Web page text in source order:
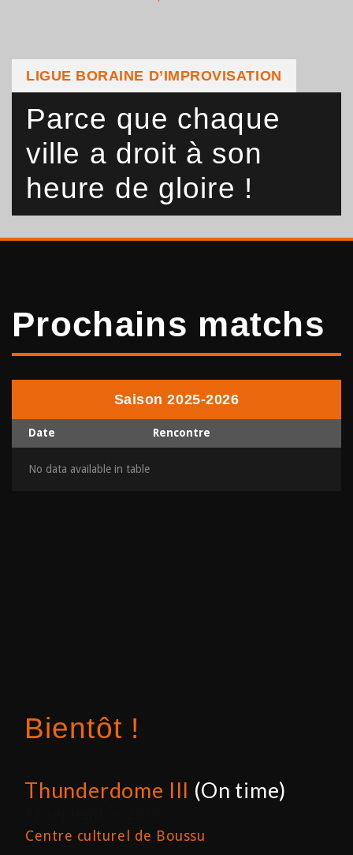
LIGUE BORAINE D’IMPROVISATION
Parce que chaque
ville a droit à son
heure de gloire !
Prochains matchs
Saison 2025-2026
Date Rencontre
No data available in table
Bientôt !
Thunderdome III (On time)
Centre culturel de Boussu